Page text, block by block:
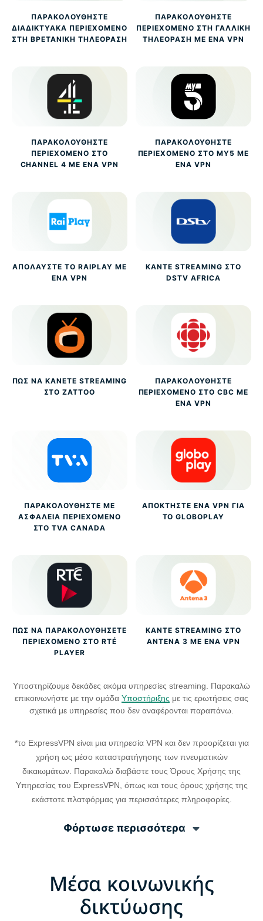
ΠΑΡΑΚΟΛΟΥΘΉΣΤΕ
ΔΙΑΔΙΚΤΥΑΚΆ ΠΕΡΙΕΧΌΜΕΝΟ
ΣΤΗ ΒΡΕΤΑΝΙΚΉ ΤΗΛΕΌΡΑΣΗ
ΠΑΡΑΚΟΛΟΥΘΉΣΤΕ
ΠΕΡΙΕΧΌΜΕΝΟ ΣΤΗ ΓΑΛΛΙΚΉ
ΤΗΛΕΌΡΑΣΗ ΜΕ ΈΝΑ VPN
ΠΑΡΑΚΟΛΟΥΘΉΣΤΕ
ΠΕΡΙΕΧΌΜΕΝΟ ΣΤΟ
CHANNEL 4 ΜΕ ΈΝΑ VPN
ΠΑΡΑΚΟΛΟΥΘΉΣΤΕ
ΠΕΡΙΕΧΌΜΕΝΟ ΣΤΟ MY5 ΜΕ
ΈΝΑ VPN
ΑΠΟΛΑΎΣΤΕ ΤΟ RAIPLAY ΜΕ
ΈΝΑ VPN
ΚΆΝΤΕ STREAMING ΣΤΟ
DSTV AFRICA
ΠΏΣ ΝΑ ΚΆΝΕΤΕ STREAMING
ΣΤΟ ZATTOO
ΠΑΡΑΚΟΛΟΥΘΉΣΤΕ
ΠΕΡΙΕΧΌΜΕΝΟ ΣΤΟ CBC ΜΕ
ΈΝΑ VPN
ΠΑΡΑΚΟΛΟΥΘΉΣΤΕ ΜΕ
ΑΣΦΆΛΕΙΑ ΠΕΡΙΕΧΌΜΕΝΟ
ΣΤΟ TVA CANADA
ΑΠΟΚΤΉΣΤΕ ΈΝΑ VPN ΓΙΑ
ΤΟ GLOBOPLAY
ΠΏΣ ΝΑ ΠΑΡΑΚΟΛΟΥΘΉΣΕΤΕ
ΠΕΡΙΕΧΌΜΕΝΟ ΣΤΟ RTÉ
PLAYER
ΚΆΝΤΕ STREAMING ΣΤΟ
ANTENA 3 ΜΕ ΈΝΑ VPN
Υποστηρίζουμε δεκάδες ακόμα υπηρεσίες streaming. Παρακαλώ
επικοινωνήστε με την ομάδα Υποστήριξης με τις ερωτήσεις σας
σχετικά με υπηρεσίες που δεν αναφέρονται παραπάνω.
*το ExpressVPN είναι μια υπηρεσία VPN και δεν προορίζεται για
χρήση ως μέσο καταστρατήγησης των πνευματικών
δικαιωμάτων. Παρακαλώ διαβάστε τους Όρους Χρήσης της
Υπηρεσίας του ExpressVPN, όπως και τους όρους χρήσης της
εκάστοτε πλατφόρμας για περισσότερες πληροφορίες.
Φόρτωσε περισσότερα
Μέσα κοινωνικής
δικτύωσης